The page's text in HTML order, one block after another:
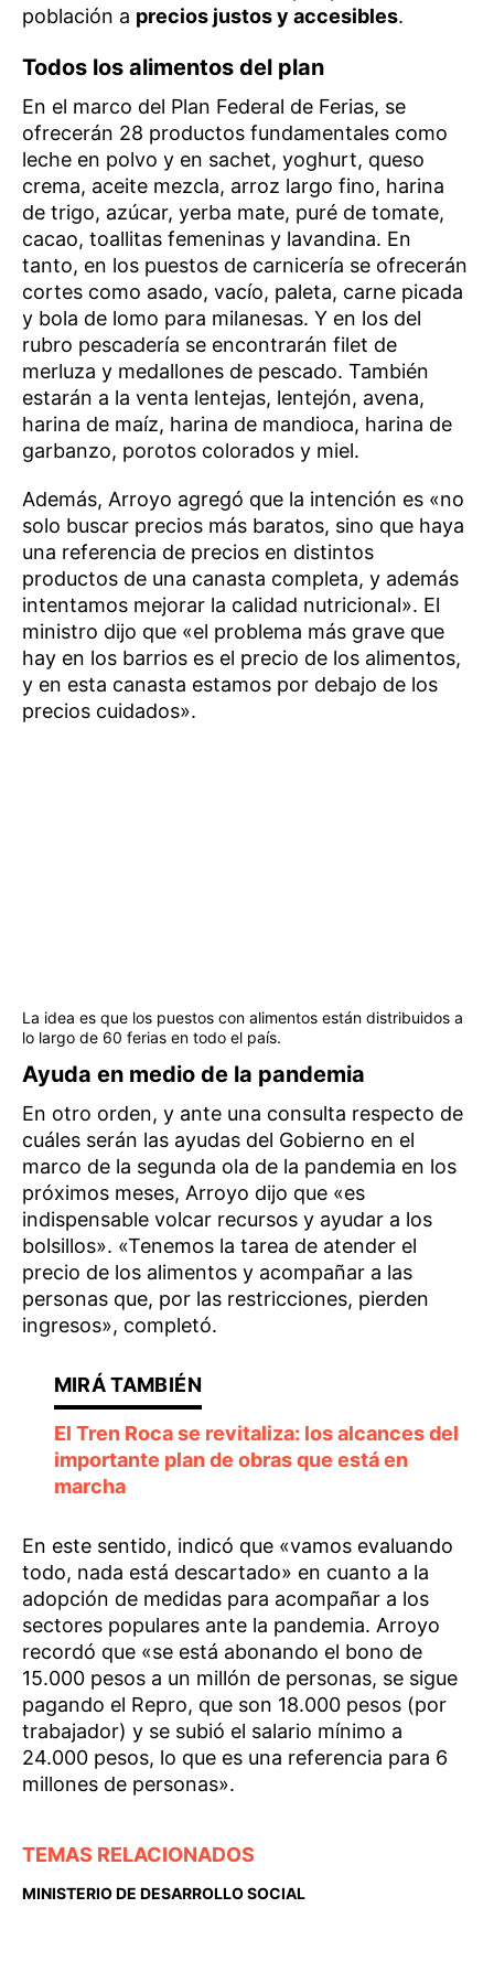
población a precios justos y accesibles.
Todos los alimentos del plan
En el marco del Plan Federal de Ferias, se
ofrecerán 28 productos fundamentales como
leche en polvo y en sachet, yoghurt, queso
crema, aceite mezcla, arroz largo fino, harina
de trigo, azúcar, yerba mate, puré de tomate,
cacao, toallitas femeninas y lavandina. En
tanto, en los puestos de carnicería se ofrecerán
cortes como asado, vacío, paleta, carne picada
y bola de lomo para milanesas. Y en los del
rubro pescadería se encontrarán filet de
merluza y medallones de pescado. También
estarán a la venta lentejas, lentejón, avena,
harina de maíz, harina de mandioca, harina de
garbanzo, porotos colorados y miel.
Además, Arroyo agregó que la intención es «no
solo buscar precios más baratos, sino que haya
una referencia de precios en distintos
productos de una canasta completa, y además
intentamos mejorar la calidad nutricional». El
ministro dijo que «el problema más grave que
hay en los barrios es el precio de los alimentos,
y en esta canasta estamos por debajo de los
precios cuidados».
La idea es que los puestos con alimentos están distribuidos a
lo largo de 60 ferias en todo el país.
Ayuda en medio de la pandemia
En otro orden, y ante una consulta respecto de
cuáles serán las ayudas del Gobierno en el
marco de la segunda ola de la pandemia en los
próximos meses, Arroyo dijo que «es
indispensable volcar recursos y ayudar a los
bolsillos». «Tenemos la tarea de atender el
precio de los alimentos y acompañar a las
personas que, por las restricciones, pierden
ingresos», completó.
El Tren Roca se revitaliza: los alcances del
importante plan de obras que está en
marcha
En este sentido, indicó que «vamos evaluando
todo, nada está descartado» en cuanto a la
adopción de medidas para acompañar a los
sectores populares ante la pandemia. Arroyo
recordó que «se está abonando el bono de
15.000 pesos a un millón de personas, se sigue
pagando el Repro, que son 18.000 pesos (por
trabajador) y se subió el salario mínimo a
24.000 pesos, lo que es una referencia para 6
millones de personas».
TEMAS RELACIONADOS
MINISTERIO DE DESARROLLO SOCIAL